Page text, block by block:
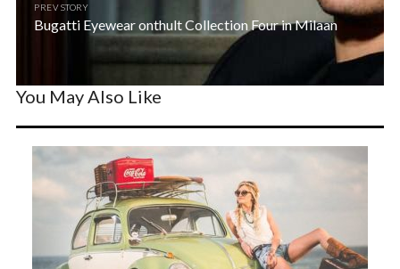
PREV STORY
Bugatti Eyewear onthult Collection Four in Milaan
You May Also Like